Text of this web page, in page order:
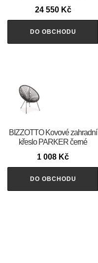
24 550 Kč
DO OBCHODU
BIZZOTTO Kovové zahradní
křeslo PARKER černé
1 008 Kč
DO OBCHODU